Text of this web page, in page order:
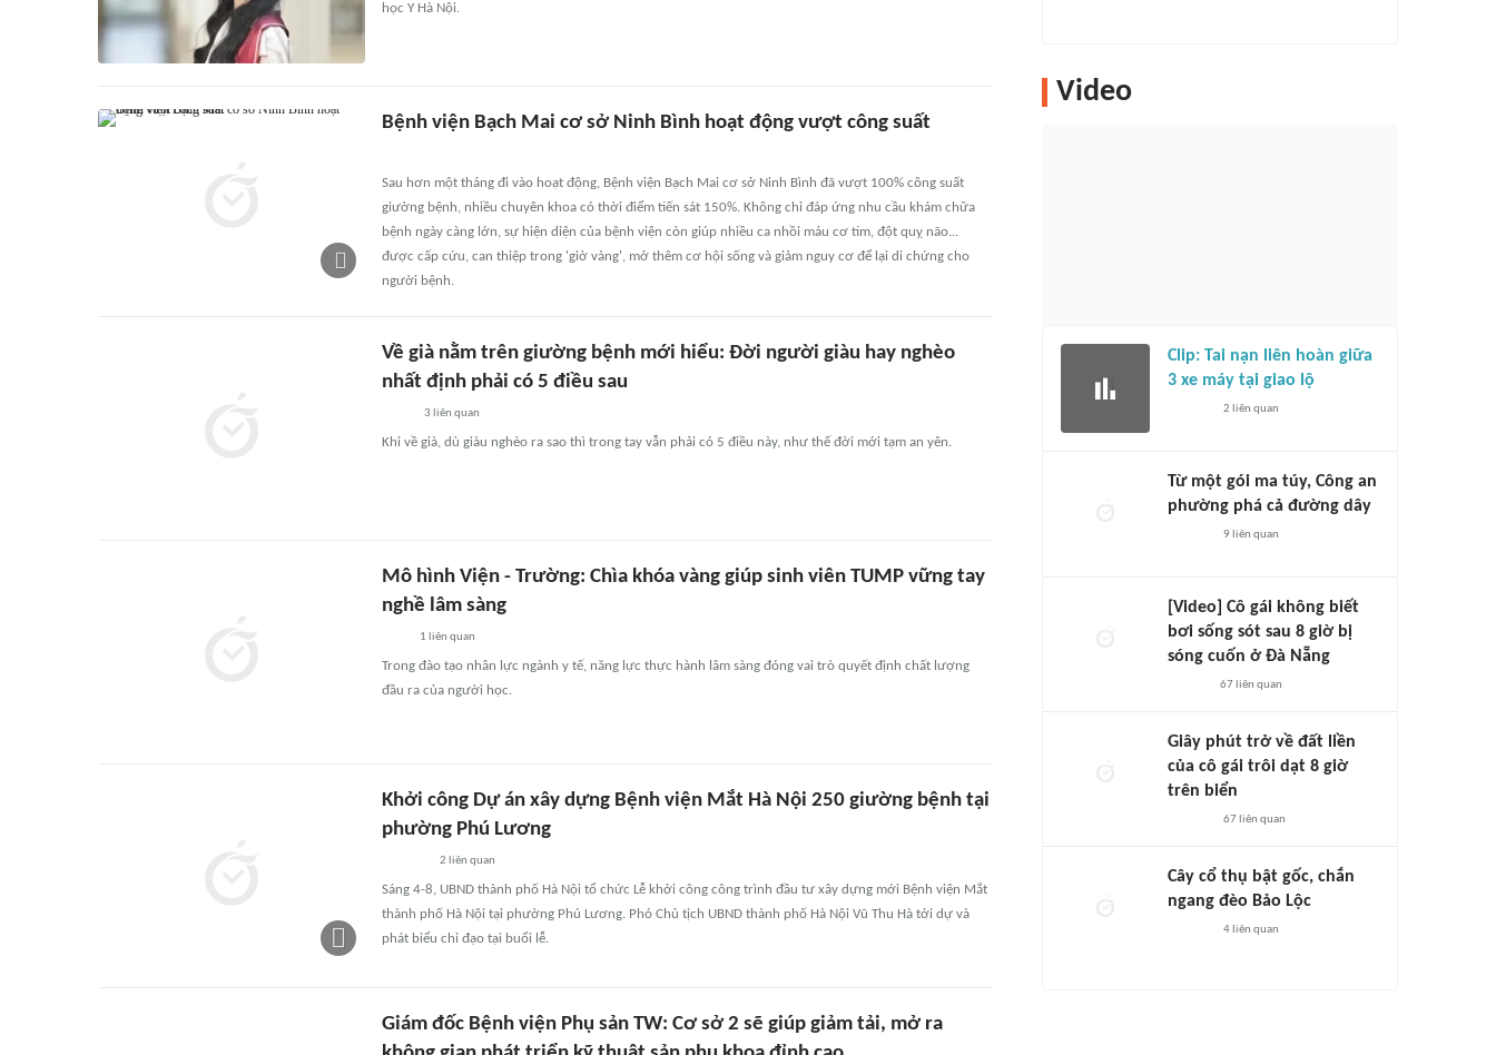
học Y Hà Nội.
Bệnh viện Bạch Mai cơ sở Ninh Bình hoạt động vượt công suất
Sau hơn một tháng đi vào hoạt động, Bệnh viện Bạch Mai cơ sở Ninh Bình đã vượt 100% công suất
giường bệnh, nhiều chuyên khoa có thời điểm tiến sát 150%. Không chỉ đáp ứng nhu cầu khám chữa
bệnh ngày càng lớn, sự hiện diện của bệnh viện còn giúp nhiều ca nhồi máu cơ tim, đột quỵ não...
được cấp cứu, can thiệp trong 'giờ vàng', mở thêm cơ hội sống và giảm nguy cơ để lại di chứng cho
người bệnh.
Về già nằm trên giường bệnh mới hiểu: Đời người giàu hay nghèo
nhất định phải có 5 điều sau
3 liên quan
Khi về già, dù giàu nghèo ra sao thì trong tay vẫn phải có 5 điều này, như thế đời mới tạm an yên.
Mô hình Viện - Trường: Chìa khóa vàng giúp sinh viên TUMP vững tay
nghề lâm sàng
1 liên quan
Trong đào tạo nhân lực ngành y tế, năng lực thực hành lâm sàng đóng vai trò quyết định chất lượng
đầu ra của người học.
Khởi công Dự án xây dựng Bệnh viện Mắt Hà Nội 250 giường bệnh tại
phường Phú Lương
2 liên quan
Sáng 4-8, UBND thành phố Hà Nội tổ chức Lễ khởi công công trình đầu tư xây dựng mới Bệnh viện Mắt
thành phố Hà Nội tại phường Phú Lương. Phó Chủ tịch UBND thành phố Hà Nội Vũ Thu Hà tới dự và
phát biểu chỉ đạo tại buổi lễ.
Giám đốc Bệnh viện Phụ sản TW: Cơ sở 2 sẽ giúp giảm tải, mở ra
Video
Clip: Tai nạn liên hoàn giữa
3 xe máy tại giao lộ
2 liên quan
Từ một gói ma túy, Công an
phường phá cả đường dây
9 liên quan
[Video] Cô gái không biết
bơi sống sót sau 8 giờ bị
sóng cuốn ở Đà Nẵng
67 liên quan
Giây phút trở về đất liền
của cô gái trôi dạt 8 giờ
trên biển
67liên quan
Cây cổ thụ bật gốc, chắn
ngang đèo Bảo Lộc
4 liên quan